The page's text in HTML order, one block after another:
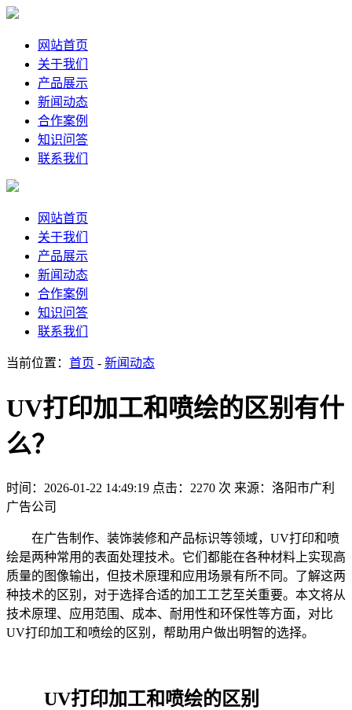
网站首页
关于我们
产品展示
新闻动态
合作案例
知识问答
联系我们
网站首页
关于我们
产品展示
新闻动态
合作案例
知识问答
联系我们
当前位置： 首页 - 新闻动态
UV打印加工和喷绘的区别有什
么？
时间：2026-01-22 14:49:19 点击：2270 次 来源：洛阳市广利
广告公司
在广告制作、装饰装修和产品标识等领域，UV打印和喷
绘是两种常用的表面处理技术。它们都能在各种材料上实现高
质量的图像输出，但技术原理和应用场景有所不同。了解这两
种技术的区别，对于选择合适的加工工艺至关重要。本文将从
技术原理、应用范围、成本、耐用性和环保性等方面，对比
UV打印加工和喷绘的区别，帮助用户做出明智的选择。
UV打印加工和喷绘的区别